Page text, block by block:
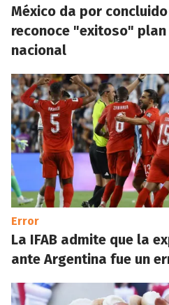
México da por
reconoce "exitoso"
nacional
Error
La IFAB admite que la
ante Argentina fue un